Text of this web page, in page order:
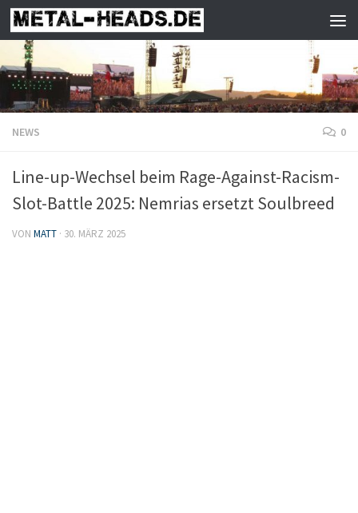
Zum Inhalt springen
NEWS 0
Line-up-Wechsel beim Rage-Against-Racism-
Slot-Battle 2025: Nemrias ersetzt Soulbreed
VON MATT · 30. MÄRZ 2025